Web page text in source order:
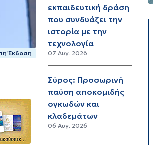
Έκδοση
εκπαιδευτική δράση
που συνδυάζει την
ιστορία με την
τεχνολογία
07 Αυγ. 2026
Σύρος: Προσωρινή
παύση αποκομιδής
ογκωδών και
κλαδεμάτων
06 Αυγ. 2026